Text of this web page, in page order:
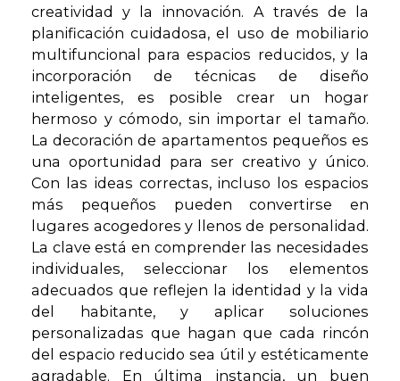
creatividad y la innovación. A través de la
planificación cuidadosa, el uso de mobiliario
multifuncional para espacios reducidos, y la
incorporación de técnicas de diseño
inteligentes, es posible crear un hogar
hermoso y cómodo, sin importar el tamaño.
La decoración de apartamentos pequeños es
una oportunidad para ser creativo y único.
Con las ideas correctas, incluso los espacios
más pequeños pueden convertirse en
lugares acogedores y llenos de personalidad.
La clave está en comprender las necesidades
individuales, seleccionar los elementos
adecuados que reflejen la identidad y la vida
del habitante, y aplicar soluciones
personalizadas que hagan que cada rincón
del espacio reducido sea útil y estéticamente
agradable. En última instancia, un buen